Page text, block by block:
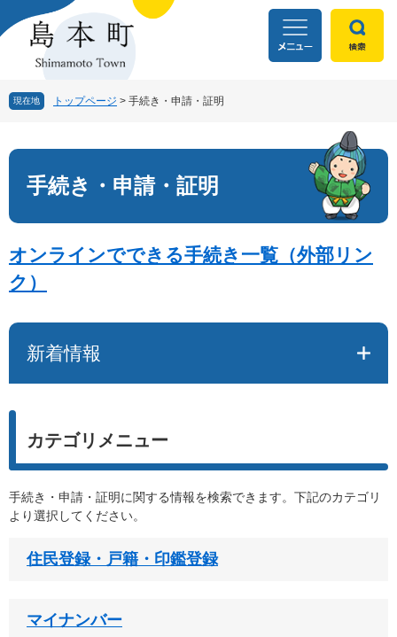
ー
。
ニ
て
へ
現在地 トップページ > 手続き・申請・証明
文
手続き・申請・証明
オンラインでできる手続き一覧（外部リン
ク）
新着情報
カテゴリメニュー
手続き・申請・証明に関する情報を検索できます。下記のカテゴリ
より選択してください。
住民登録・戸籍・印鑑登録
マイナンバー